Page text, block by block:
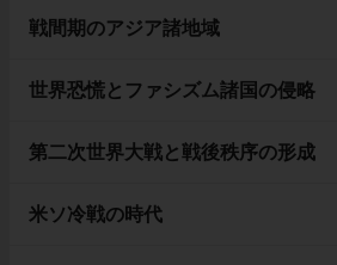
戦間期のアジア諸地域
世界恐慌とファシズム諸国の侵略
第二次世界大戦と戦後秩序の形成
米ソ冷戦の時代